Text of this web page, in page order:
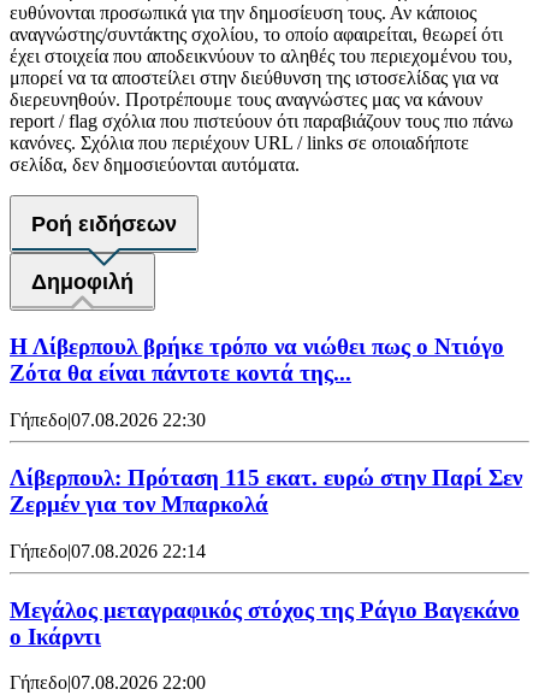
ευθύνονται προσωπικά για την δημοσίευση τους. Αν κάποιος
αναγνώστης/συντάκτης σχολίου, το οποίο αφαιρείται, θεωρεί ότι
έχει στοιχεία που αποδεικνύουν το αληθές του περιεχομένου του,
μπορεί να τα αποστείλει στην διεύθυνση της ιστοσελίδας για να
διερευνηθούν. Προτρέπουμε τους αναγνώστες μας να κάνουν
report / flag σχόλια που πιστεύουν ότι παραβιάζουν τους πιο πάνω
κανόνες. Σχόλια που περιέχουν URL / links σε οποιαδήποτε
σελίδα, δεν δημοσιεύονται αυτόματα.
Ροή ειδήσεων
Δημοφιλή
Η Λίβερπουλ βρήκε τρόπο να νιώθει πως ο Ντιόγο
Ζότα θα είναι πάντοτε κοντά της...
Γήπεδο|07.08.2026 22:30
Λίβερπουλ: Πρόταση 115 εκατ. ευρώ στην Παρί Σεν
Ζερμέν για τον Μπαρκολά
Γήπεδο|07.08.2026 22:14
Μεγάλος μεταγραφικός στόχος της Ράγιο Βαγεκάνο
ο Ικάρντι
Γήπεδο|07.08.2026 22:00